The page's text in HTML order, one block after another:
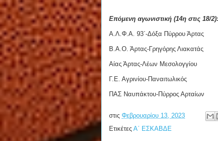
Επόμενη αγωνιστική (14η στις 18/2):
Α.Λ.Φ.Α. 93΄-Δόξα Πύρρου Άρτας
Β.Α.Ο. Άρτας-Γρηγόρης Λιακατάς
Αίας Άρτας-Λέων Μεσολογγίου
Γ.Ε. Αγρινίου-Παναιτωλικός
ΠΑΣ Ναυπάκτου-Πύρρος Αρταίων
στις Φεβρουαρίου 13, 2023
Ετικέτες Α΄ ΕΣΚΑΒΔΕ